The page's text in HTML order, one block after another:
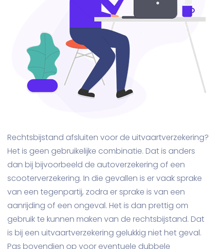
Rechtsbijstand afsluiten voor de uitvaartverzekering?
Het is geen gebruikelijke combinatie. Dat is anders
dan bij bijvoorbeeld de autoverzekering of een
scooterverzekering. In die gevallen is er vaak sprake
van een tegenpartij, zodra er sprake is van een
aanrijding of een ongeval. Het is dan prettig om
gebruik te kunnen maken van de rechtsbijstand. Dat
is bij een uitvaartverzekering gelukkig niet het geval.
Pas bovendien op voor eventuele dubbele